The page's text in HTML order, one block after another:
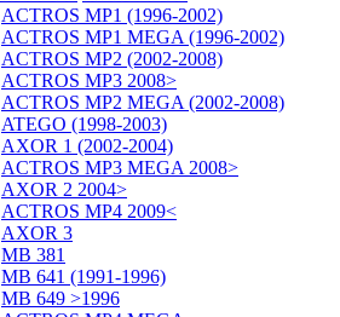
ACTROS MP1 (1996-2002)
ACTROS MP1 MEGA (1996-2002)
ACTROS MP2 (2002-2008)
ACTROS MP3 2008>
ACTROS MP2 MEGA (2002-2008)
ATEGO (1998-2003)
AXOR 1 (2002-2004)
ACTROS MP3 MEGA 2008>
AXOR 2 2004>
ACTROS MP4 2009<
AXOR 3
MB 381
MB 641 (1991-1996)
MB 649 >1996